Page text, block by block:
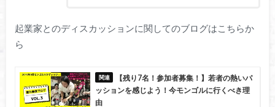
起業家とのディスカッションに関してのブログはこちらか
ら
【残り7名！参加者募集！】若者の熱いパ
ッションを感じよう！今モンゴルに行くべき理
由